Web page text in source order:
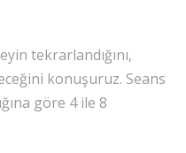
tekrarlandığını,
konuşuruz. Seans
göre 4 ile 8